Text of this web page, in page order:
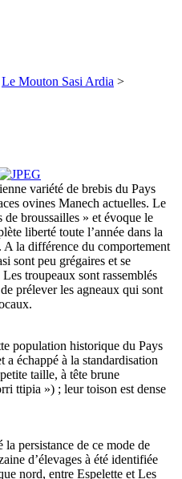
Le Mouton Sasi Ardia >
variété de brebis du Pays
ovines Manech actuelles. Le
broussailles » et évoque le
liberté toute l’année dans la
A la différence du comportement
sont peu grégaires et se
troupeaux sont rassemblés
prélever les agneaux qui sont
population historique du Pays
a échappé à la standardisation
taille, à tête brune
ttipia ») ; leur toison est dense
persistance de ce mode de
d’élevages à été identifiée
nord, entre Espelette et Les